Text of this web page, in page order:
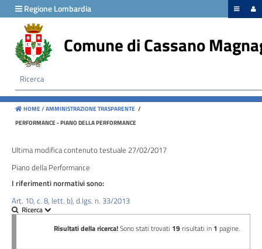
Regione Lombardia
Comune di Cassano
HOME /AMMINISTRAZIONE TRASPARENTE /
PERFORMANCE - PIANO DELLA PERFORMANCE
Ultima modifica contenuto testuale 27/02/2017
Piano della Performance
I riferimenti normativi sono:
Art. 10, c. 8, lett. b), d.lgs. n. 33/2013
menu
Disposizioni
generali
Organizzazione
Consulenti
collaboratori
Personale
Bandi